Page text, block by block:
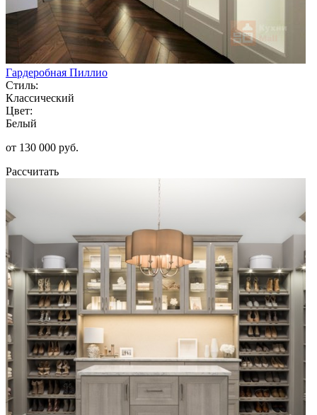
Гардеробная Пиллио
Стиль:
Классический
Цвет:
Белый
от 130 000 руб.
Рассчитать